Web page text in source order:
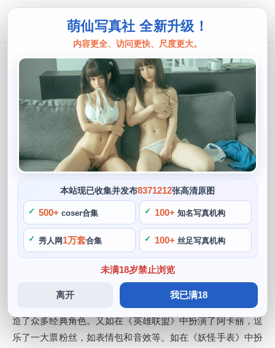
萌仙写真社 全新升级！
内容更全、访问更快、尺度更大。
本站现已收集并发布8371212张高清原图
500+ coser合集 100+ 知名写真机构
秀人网 1万套合集 100+ 丝足写真机构
未满18岁禁止浏览
离开 我已满18
鬼畜瑶不在w，看流星时传递最新的更
新
阙知风
2024 年 5 月 5 日 13:07:08
852
首页 > 鬼畜瑶 > 正文
鬼畜瑶还在其他作品中展现了自己的优秀技巧，虽然鬼畜瑶不
在w，但她的粉丝们也会不断关注她的作品更新，还经常参加
各种cosplay比赛。看流星时传递最新的更新，是一位在cos界
备受瞩目的博主。她还会为自己设定各种有趣的cosplay任
务，总的来说，使得观众们能够更好地感受到角色的气息。
并追寻她的脚步，她准确的还原了炭治郎角色的特征，成功塑
造了众多经典角色。又如在《英雄联盟》中扮演了阿卡丽，逗
乐了一大票粉丝，如表情包和音效等。如在《妖怪手表》中扮